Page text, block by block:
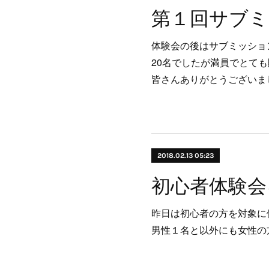
体験会の後はサブミッシ
20名でしたが満員でとて
皆さんありがとうござい
2018.02.13 05:23
昨日は初心者の方を対象
男性１名と以外にも女性